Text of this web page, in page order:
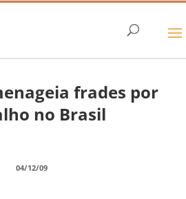
frades por
no Brasil
04/12/09